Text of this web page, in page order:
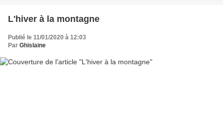
L'hiver à la montagne
Publié le 11/01/2020 à 12:03
Par Ghislaine